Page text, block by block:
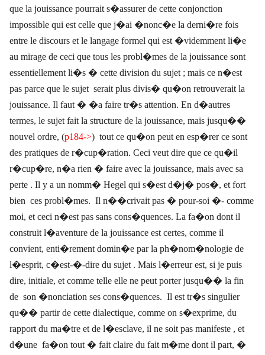
que la jouissance pourrait s�assurer de cette conjonction
impossible qui est celle que j�ai �nonc�e la derni�re fois
entre le discours et le langage formel qui est �videmment li�e
au mirage de ceci que tous les probl�mes de la jouissance sont
essentiellement li�s � cette division du sujet ; mais ce n�est
pas parce que le sujet serait plus divis� qu�on retrouverait la
jouissance. Il faut � �a faire tr�s attention. En d�autres
termes, le sujet fait la structure de la jouissance, mais jusqu��
nouvel ordre, (p184->) tout ce qu�on peut en esp�rer ce sont
des pratiques de r�cup�ration. Ceci veut dire que ce qu�il
r�cup�re, n�a rien � faire avec la jouissance, mais avec sa
perte . Il y a un nomm� Hegel qui s�est d�j� pos�, et fort
bien ces probl�mes. Il n��crivait pas � pour-soi �- comme
moi, et ceci n�est pas sans cons�quences. La fa�on dont il
construit l�aventure de la jouissance est certes, comme il
convient, enti�rement domin�e par la ph�nom�nologie de
l�esprit, c�est-�-dire du sujet . Mais l�erreur est, si je puis
dire, initiale, et comme telle elle ne peut porter jusqu�� la fin
de son �nonciation ses cons�quences. Il est tr�s singulier
qu�� partir de cette dialectique, comme on s�exprime, du
rapport du ma�tre et de l�esclave, il ne soit pas manifeste , et
d�une fa�on tout � fait claire du fait m�me dont il part, �